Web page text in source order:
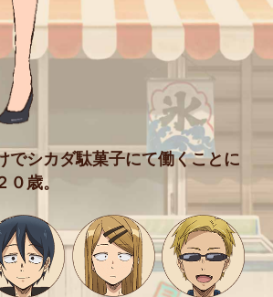
でシカダ駄菓子にて働くことに
０歳。